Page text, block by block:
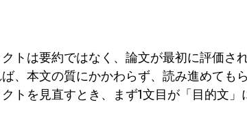
トは要約ではなく、論文が最初に評価さ
、本文の質にかかわらず、読み進めても
トを見直すとき、まず1文目が「目的文